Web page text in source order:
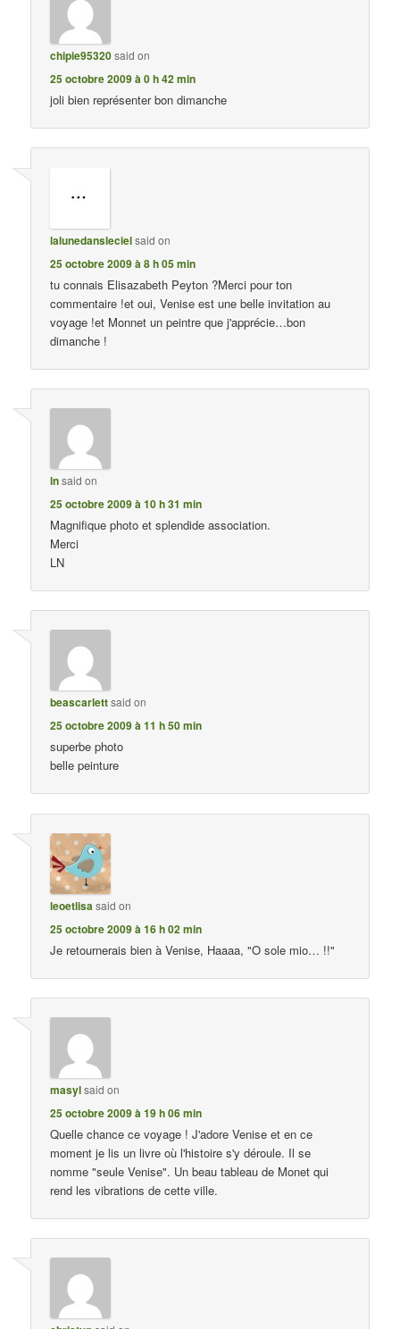
chipie95320said on
25 octobre 2009 à 0 h 42 min
joli bien représenter bon dimanche
lalunedanslecielsaid on
25 octobre 2009 à 8 h 05 min
tu connais Elisazabeth Peyton ?Merci pour ton
commentaire !et oui, Venise est une belle invitation au
voyage !et Monnet un peintre que j'apprécie…bon
dimanche !
lnsaid on
25 octobre 2009 à 10 h 31 min
Magnifique photo et splendide association.
Merci
LN
beascarlettsaid on
25 octobre 2009 à 11 h 50 min
superbe photo
belle peinture
leoetlisasaid on
25 octobre 2009 à 16 h 02 min
Je retournerais bien à Venise, Haaaa, "O sole mio… !!"
masylsaid on
25 octobre 2009 à 19 h 06 min
Quelle chance ce voyage ! J'adore Venise et en ce
moment je lis un livre où l'histoire s'y déroule. Il se
nomme "seule Venise". Un beau tableau de Monet qui
rend les vibrations de cette ville.